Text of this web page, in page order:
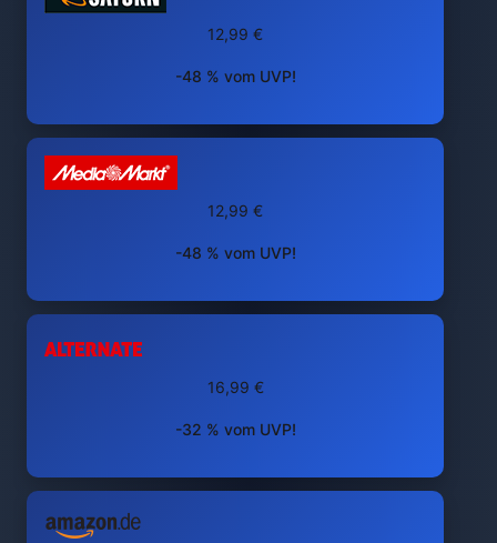
12,99 €
-48 % vom UVP!
12,99 €
-48 % vom UVP!
16,99 €
-32 % vom UVP!